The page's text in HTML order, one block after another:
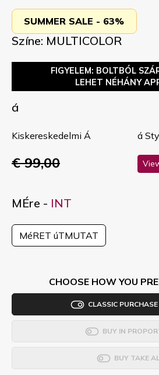
SUMMER SALE - 63%
Színe: MULTICOLOR
FIGYELEM: BOLTBÓL
LEHET NÉHÁNY
á
Kiskereskedelmi Á
€ 99,00
á
MÉre - INT
MéRET úTMUTAT
CHOOSE HOW YOU
CLASSIC
BUY IN
BUY TAKE